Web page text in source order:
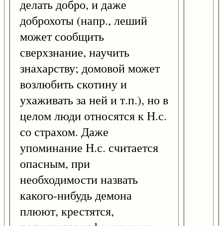
делать добро, и даже
доброхоты (напр., леший
может сообщить
сверхзнание, научить
знахарству; домовой может
возлюбить скотину и
ухаживать за ней и т.п.), но в
целом люди относятся к Н.с.
со страхом. Даже
упоминание Н.с. считается
опасным, при
необходимости назвать
какого-нибудь демона
плюют, крестятся,